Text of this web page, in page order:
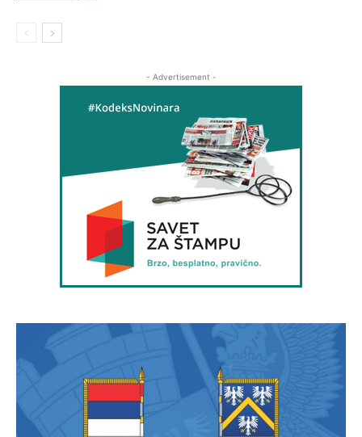
- Advertisement -